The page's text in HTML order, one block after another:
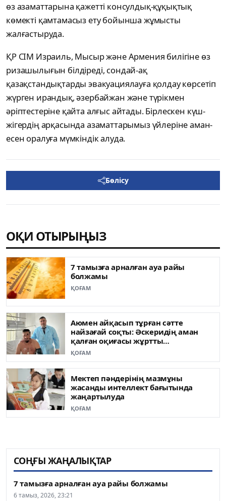
өз азаматтарына қажетті консулдық-құқықтық
көмекті қамтамасыз ету бойынша жұмысты
жалғастыруда.
ҚР СІМ Израиль, Мысыр және Армения билігіне өз
ризашылығын білдіреді, сондай-ақ
қазақстандықтарды эвакуациялауға қолдау көрсетіп
жүрген ирандық, әзербайжан және түрікмен
әріптестеріне қайта алғыс айтады. Бірлескен күш-
жігердің арқасында азаматтарымыз үйлеріне аман-
есен оралуға мүмкіндік алуда.
Бөлісу
ОҚИ ОТЫРЫҢЫЗ
7 тамызға арналған ауа райы
болжамы
ҚОҒАМ
Аюмен айқасып тұрған сәтте
найзағай соқты: Әскеридің аман
қалған оқиғасы жұртты
таңғалдырды
ҚОҒАМ
Мектеп пәндерінің мазмұны
жасанды интеллект бағытында
жаңартылуда
ҚОҒАМ
СОҢҒЫ ЖАҢАЛЫҚТАР
7 тамызға арналған ауа райы болжамы
6 тамыз, 2026, 23:21